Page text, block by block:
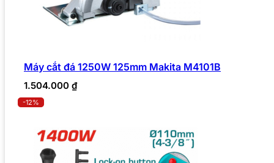
Máy cắt đá 1250W 125mm Makita M4101B
1.504.000 ₫
-12%